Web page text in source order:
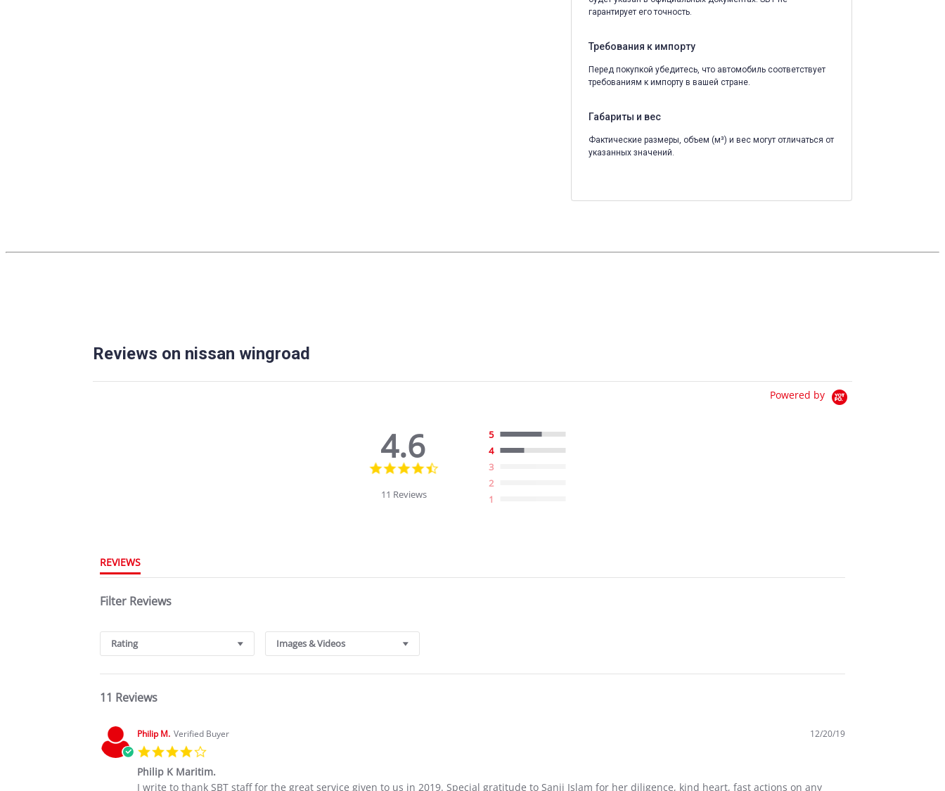
гарантирует его точность.
Требования к импорту
Перед покупкой убедитесь, что автомобиль соответствует
требованиям к импорту в вашей стране.
Габариты и вес
Фактические размеры, объем (м³) и вес могут отличаться от
указанных значений.
Reviews on nissan wingroad
Powered by
4.6
4.6
11 Reviews
5
4
3
2
1
REVIEWS
Filter Reviews
Rating Images & Videos
11 Reviews
Philip M. Verified Buyer
rating
12/20/19
Philip K Maritim.
Review
review
I write to thank SBT staff for the great service given to us in 2019. Special gratitude to Sanji Islam for her diligence, kind heart, fast actions on any